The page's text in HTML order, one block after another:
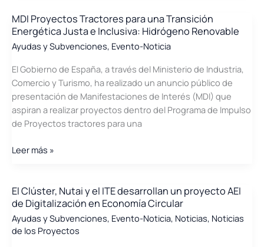
para
afrontar
el
Demográfico
y
la
Lucha
contra
Despoblación
MDI Proyectos Tractores para una Transición
Energética Justa e Inclusiva: Hidrógeno Renovable
Ayudas y Subvenciones, Evento-Noticia
El Gobierno de España, a través del Ministerio de Industria,
Comercio y Turismo, ha realizado un anuncio público de
presentación de Manifestaciones de Interés (MDI) que
aspiran a realizar proyectos dentro del Programa de Impulso
de Proyectos tractores para una
MDI
para
una
Transición
Energética
Leer más »
El Clúster, Nutai y el ITE desarrollan un proyecto AEI
de Digitalización en Economía Circular
Ayudas y Subvenciones, Evento-Noticia, Noticias, Noticias
de los Proyectos